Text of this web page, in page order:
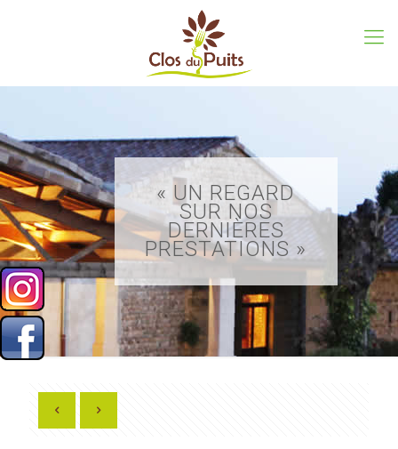
« UN REGARD
SUR NOS
DERNIÈRES
PRESTATIONS »